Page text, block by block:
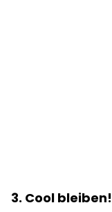
3. Cool bleiben!